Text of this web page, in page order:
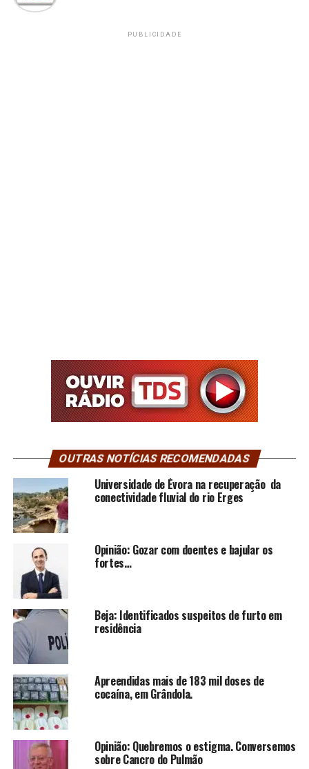
PUBLICIDADE
OUTRAS NOTÍCIAS RECOMENDADAS
Universidade de Évora na recuperação da
conectividade fluvial do rio Erges
Opinião: Gozar com doentes e bajular os
fortes…
Beja: Identificados suspeitos de furto em
residência
Apreendidas mais de 183 mil doses de
cocaína, em Grândola.
Opinião: Quebremos o estigma. Conversemos
sobre Cancro do Pulmão